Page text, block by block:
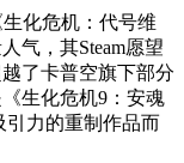
化危机：代号维
气，其Steam愿望
了卡普空旗下部分
生化危机9：安魂
引力的重制作品而